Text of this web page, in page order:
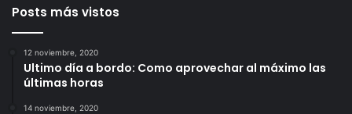
Posts más vistos
12 noviembre, 2020
Ultimo día a bordo: Como aprovechar al máximo las
últimas horas
14 noviembre, 2020